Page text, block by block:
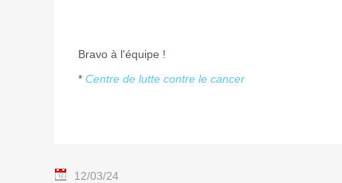
Bravo à l'équipe !
* Centre de lutte contre le cancer
12/03/24